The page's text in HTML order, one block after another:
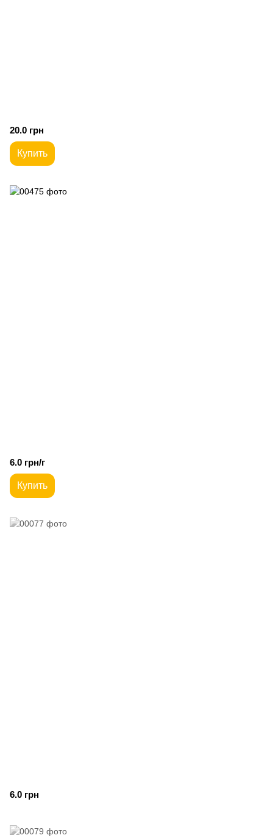
20.0 грн
Купить
6.0 грн/г
Купить
6.0 грн